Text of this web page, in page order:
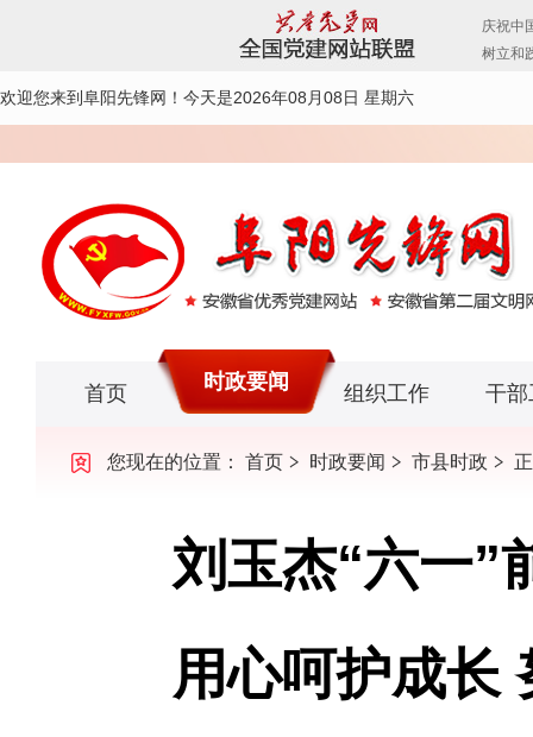
欢迎您来到阜阳先锋网！ 今天是2026年08月08日 星期六
首页 时政要闻 组织工作 干部
您现在的位置： 首页 时政要闻 市县时政
刘玉杰“六一”
用心呵护成长